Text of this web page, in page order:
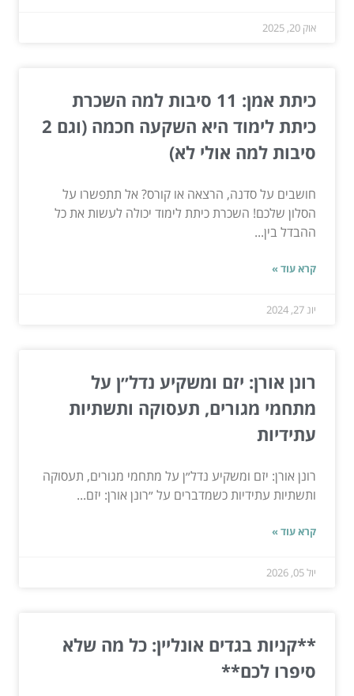
אוק 20, 2025
כיתת אמן: 11 סיבות למה השכרת
כיתת לימוד היא השקעה חכמה (וגם 2
סיבות למה אולי לא)
חושבים על סדנה, הרצאה או קורס? אל תתפשרו על
הסלון שלכם! השכרת כיתת לימוד יכולה לעשות את כל
ההבדל בין...
קרא עוד »
יונ 27, 2024
רונן אורן: יזם ומשקיע נדל״ן על
מתחמי מגורים, תעסוקה ותשתיות
עתידיות
רונן אורן: יזם ומשקיע נדל״ן על מתחמי מגורים, תעסוקה
ותשתיות עתידיות כשמדברים על ״רונן אורן: יזם...
קרא עוד »
יול 05, 2026
**קניות בגדים אונליין: כל מה שלא
סיפרו לכם**